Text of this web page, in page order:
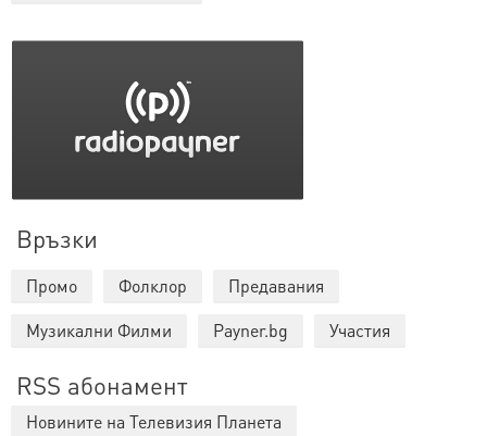
Връзки
Промо Фолклор
Предавания
Музикални Филми
Payner.bg Участия
RSS абонамент
Новините на Телевизия Планета